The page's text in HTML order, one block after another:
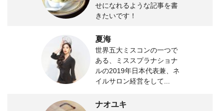
せになれるような記事を書
きたいです！
夏海
世界五大ミスコンの一つで
ある、ミススプラナショナ
ルの2019年日本代表兼、ネ
イルサロン経営をして...
ナオユキ